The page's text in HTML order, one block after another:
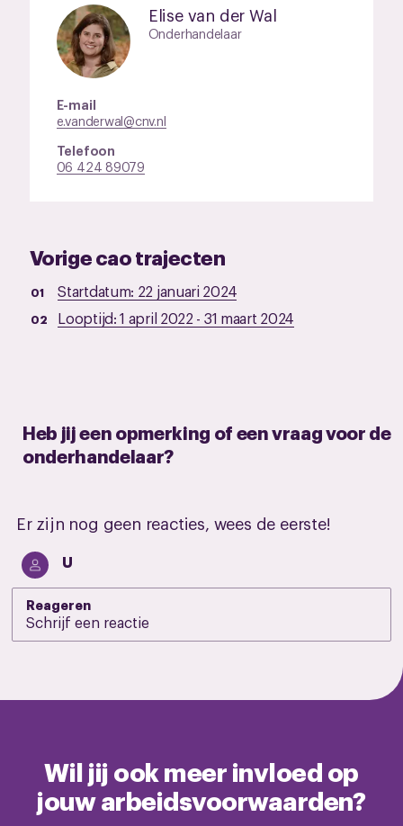
Elise van der Wal
Onderhandelaar
E-mail
e.vanderwal@cnv.nl
Telefoon
06 424 89079
Vorige cao trajecten
Startdatum: 22 januari 2024
Looptijd:1 april 2022 - 31 maart 2024
Heb jij een opmerking of een vraag voor de
onderhandelaar?
Er zijn nog geen reacties, wees de eerste!
U
Reageren
Wil jij ook meer invloed op
jouw arbeidsvoorwaarden?